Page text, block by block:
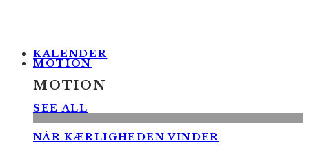
KALENDER
MOTION
MOTION
SEE ALL
NÅR KÆRLIGHEDEN VINDER